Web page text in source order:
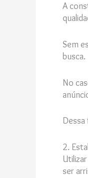
A
Sem
busca.
No
2.
ser